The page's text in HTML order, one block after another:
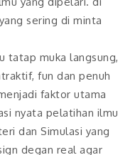
sering di minta
tatap muka langsung,
fun dan penuh
faktor utama
nyata pelatihan ilmu
dan Simulasi yang
degan real agar